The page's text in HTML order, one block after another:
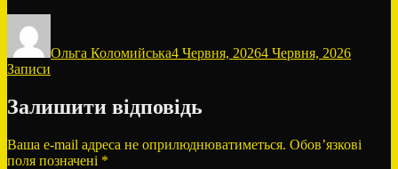
Ольга Коломийська4 Червня, 20264 Червня, 2026
Записи
Залишити відповідь
Ваша e-mail адреса не оприлюднюватиметься. Обов’язкові
поля позначені *